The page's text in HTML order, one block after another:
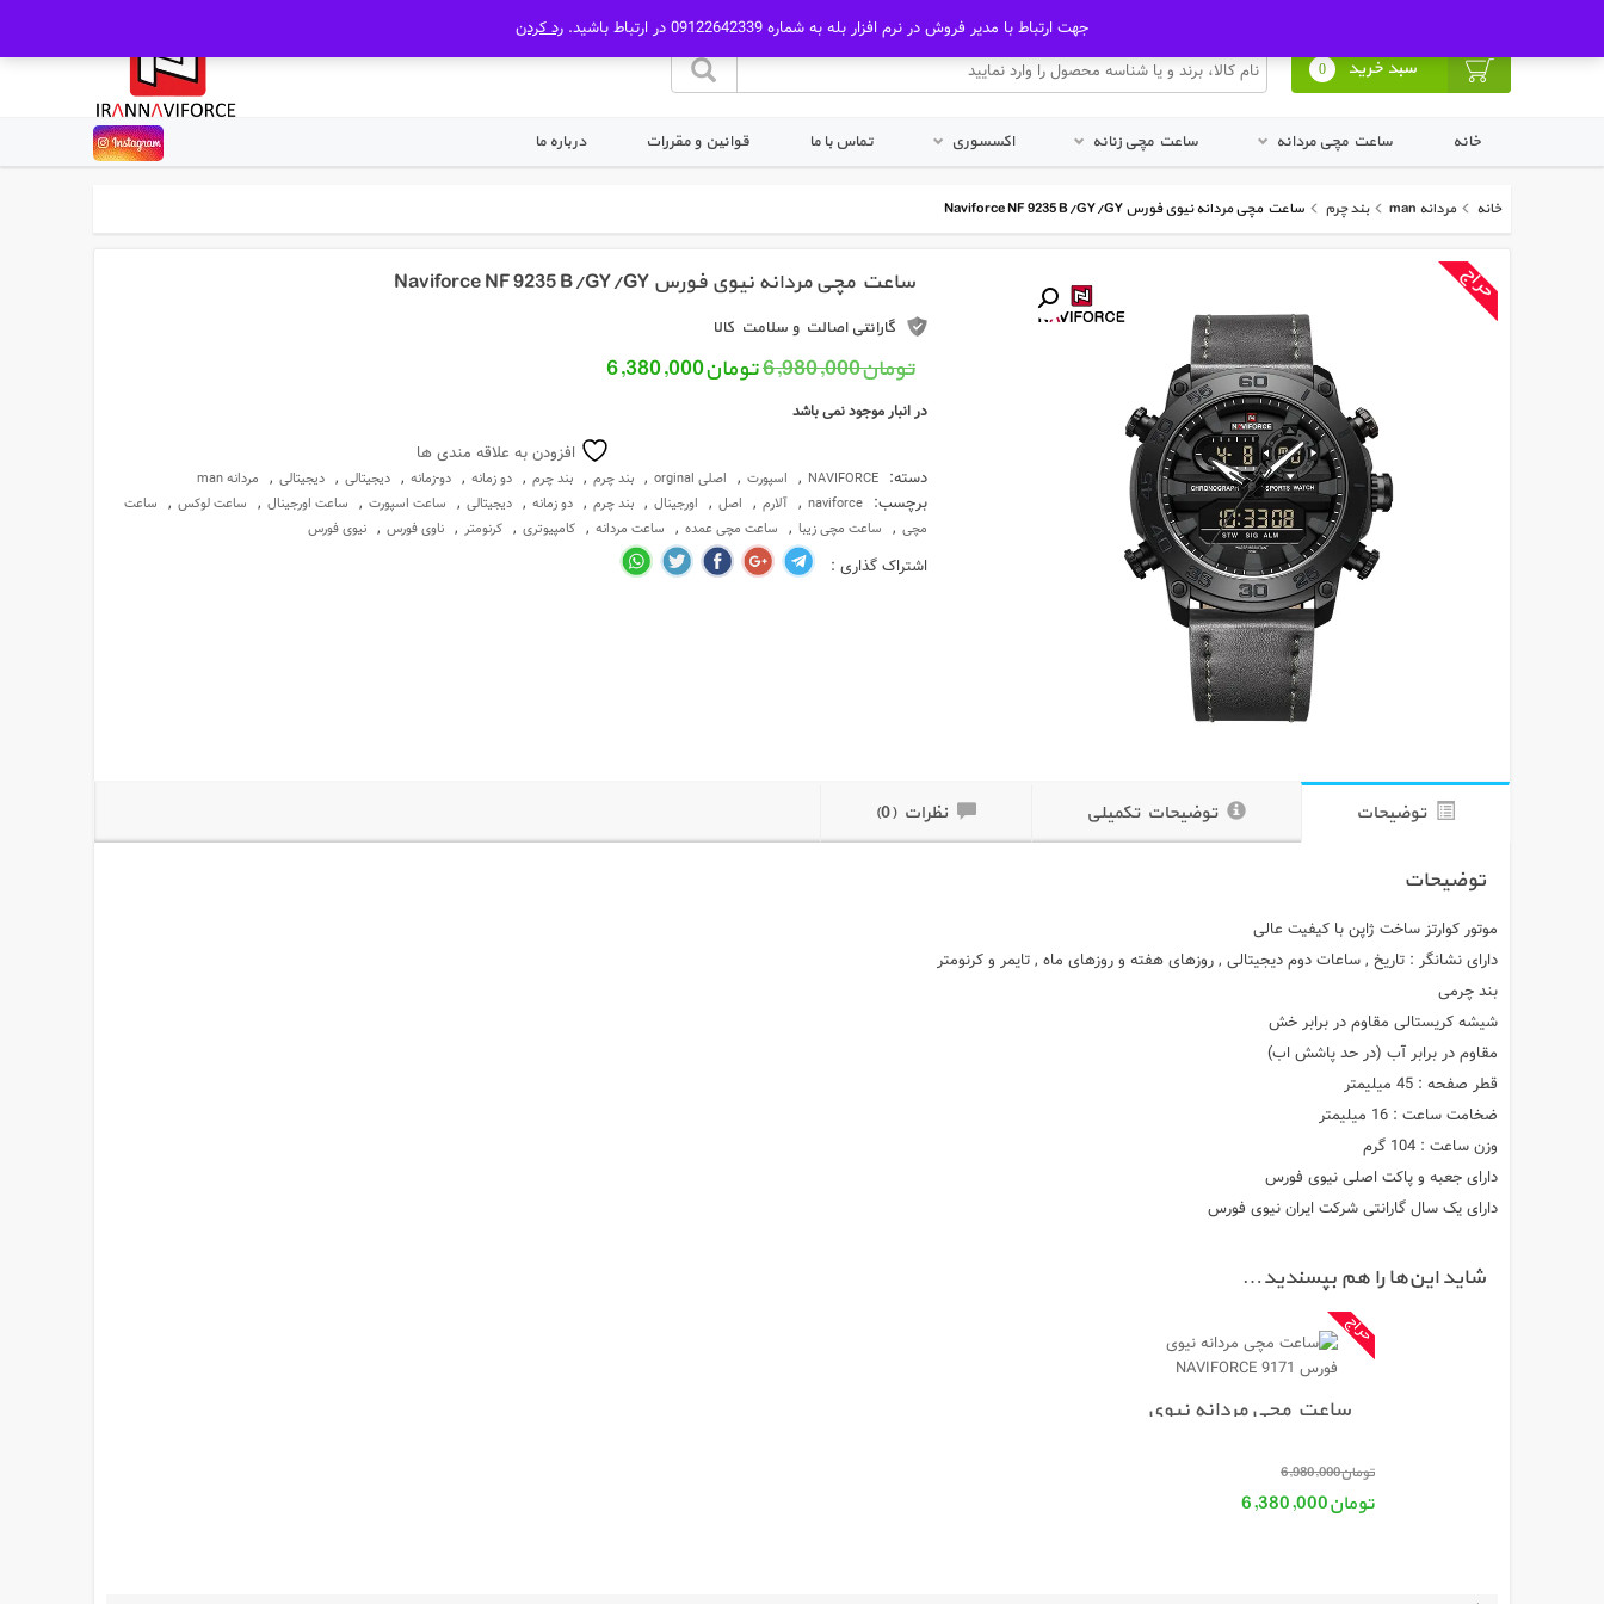
سبد خرید 0
خانه ساعت مچی مردانه ساعت مچی زنانه اکسسوری تماس با ما قوانین و مقررات درباره ما
خانه مردانه man بند چرم ساعت مچی مردانه نیوی فورس Naviforce NF 9235 B/GY/GY
ساعت مچی مردانه نیوی فورس Naviforce NF 9235 B/GY/GY
گارانتی اصالت و سلامت کالا
تومان6,980,000قیمت اصلی: تومان6,980,000 بود.
تومان6,380,000قیمت فعلی: تومان6,380,000.
در انبار موجود نمی باشد
افزودن به علاقه مندی ها
دسته: NAVIFORCE
, اسپورت , اصلی orginal , بند چرم , بند چرم , دو زمانه , دو-زمانه , دیجیتالی , دیجیتالی , مردانه man
برچسب: naviforce
, آلارم , اصل , اورجینال , بند چرم , دو زمانه , دیجیتالی , ساعت اسپورت , ساعت اورجینال , ساعت لوکس , ساعت
مچی , ساعت مچی زیبا , ساعت مچی عمده , ساعت مردانه , کامپیوتری , کرنومتر , ناوی فورس , نیوی فورس
اشتراک گذاری :
توضیحات توضیحات تکمیلی نظرات (0)
توضیحات
موتور کوارتز ساخت ژاپن با کیفیت عالی
دارای نشانگر : تاریخ , ساعات دوم دیجیتالی , روزهای هفته و روزهای ماه , تایمر و کرنومتر
بند چرمی
شیشه کریستالی مقاوم در برابر خش
مقاوم در برابر آب (در حد پاشش اب)
قطر صفحه : 45 میلیمتر
ضخامت ساعت : 16 میلیمتر
وزن ساعت : 104 گرم
دارای جعبه و پاکت اصلی نیوی فورس
دارای یک سال گارانتی شرکت ایران نیوی فورس
شاید این‌ها را هم بپسندید…
ساعت مچی مردانه نیوی
تومان6,980,000قیمت اصلی: تومان6,980,000 بود.
تومان6,380,000
جهت ارتباط با مدیر فروش در نرم افزار بله به شماره 09122642339 در ارتباط باشید. رد کردن